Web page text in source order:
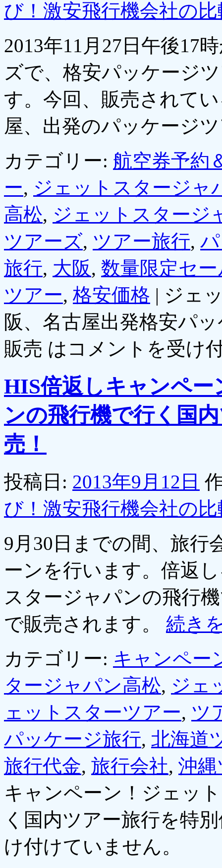
び！激安飛行機会社の
2013年11月27日午後17
ズで、格安パッケージ
す。今回、販売されて
屋、出発のパッケージ
カテゴリー: 航空券予約
ー, ジェットスタージャ
高松, ジェットスタージ
ツアーズ, ツアー旅行,
旅行, 大阪, 数量限定セ
ツアー, 格安価格 | ジェ
阪、名古屋出発格安パ
販売 は コメントを受け
HIS倍返しキャンペ
ンの飛行機で行く国
売！
投稿日: 2013年9月12日
び！激安飛行機会社の
9月30日までの間、旅行
ーンを行います。倍返
スタージャパンの飛行
で販売されます。 続き
カテゴリー: キャンペー
タージャパン高松, ジェ
ェットスターツアー, ツ
パッケージ旅行, 北海道
旅行代金, 旅行会社, 沖
キャンペーン！ジェッ
く国内ツアー旅行を特
け付けていません。